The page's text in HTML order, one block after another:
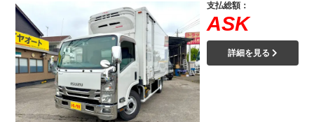
支払総額：
ASK
詳細を見る